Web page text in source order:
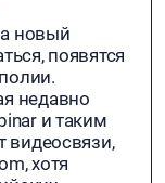
новый
появятся
недавно
и таким
видеосвязи,
хотя